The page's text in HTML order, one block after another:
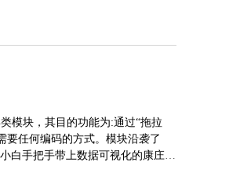
模块，其目的功能为:通过“拖拉
要任何编码的方式。模块沿袭了
白手把手带上数据可视化的康庄大